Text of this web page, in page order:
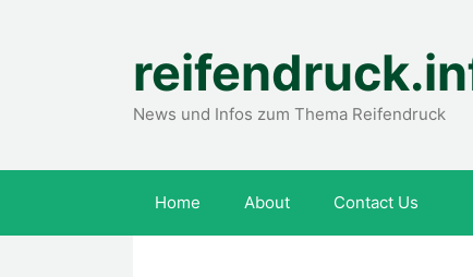
News und Infos zum Thema Reifendruck
Home About Contact Us